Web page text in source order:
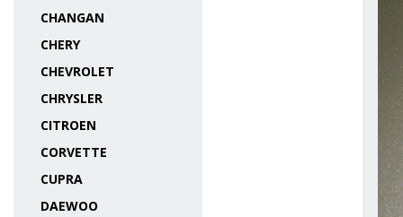
CHANGAN
CHERY
CHEVROLET
CHRYSLER
CITROEN
CORVETTE
CUPRA
DAEWOO